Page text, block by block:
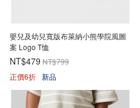
嬰兒及幼兒寬版布萊納小熊學院風圖
案 Logo T恤
NT$479 NT$799
正價6折 新品